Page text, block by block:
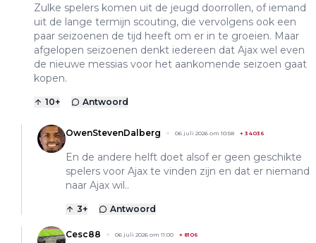
Zulke spelers komen uit de jeugd doorrollen, of iemand
uit de lange termijn scouting, die vervolgens ook een
paar seizoenen de tijd heeft om er in te groeien. Maar
afgelopen seizoenen denkt iedereen dat Ajax wel even
de nieuwe messias voor het aankomende seizoen gaat
kopen.
10+ Antwoord
OwenStevenDalberg 06 juli 2026 om 10:58 + 34036
En de andere helft doet alsof er geen geschikte
spelers voor Ajax te vinden zijn en dat er niemand
naar Ajax wil..
3+ Antwoord
Cesc88 06 juli 2026 om 11:00 + 8106